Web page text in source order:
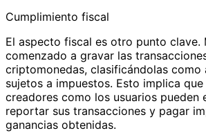
Cumplimiento fiscal
El aspecto fiscal es otro punto clave.
comenzado a gravar las
criptomonedas, clasificándolas
sujetos a impuestos. Esto implica
creadores como los usuarios pueden
reportar sus transacciones y pagar
ganancias obtenidas.